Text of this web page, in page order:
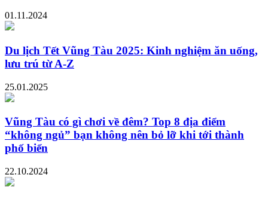
01.11.2024
Du lịch Tết Vũng Tàu 2025: Kinh nghiệm ăn uống,
lưu trú từ A-Z
25.01.2025
Vũng Tàu có gì chơi về đêm? Top 8 địa điểm
“không ngủ” bạn không nên bỏ lỡ khi tới thành
phố biển
22.10.2024